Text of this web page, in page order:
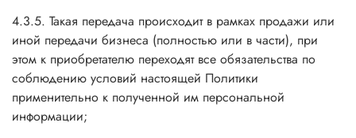
4.3.5. Такая передача происходит в рамках продажи или
иной передачи бизнеса (полностью или в части), при
этом к приобретателю переходят все обязательства по
соблюдению условий настоящей Политики
применительно к полученной им персональной
информации;